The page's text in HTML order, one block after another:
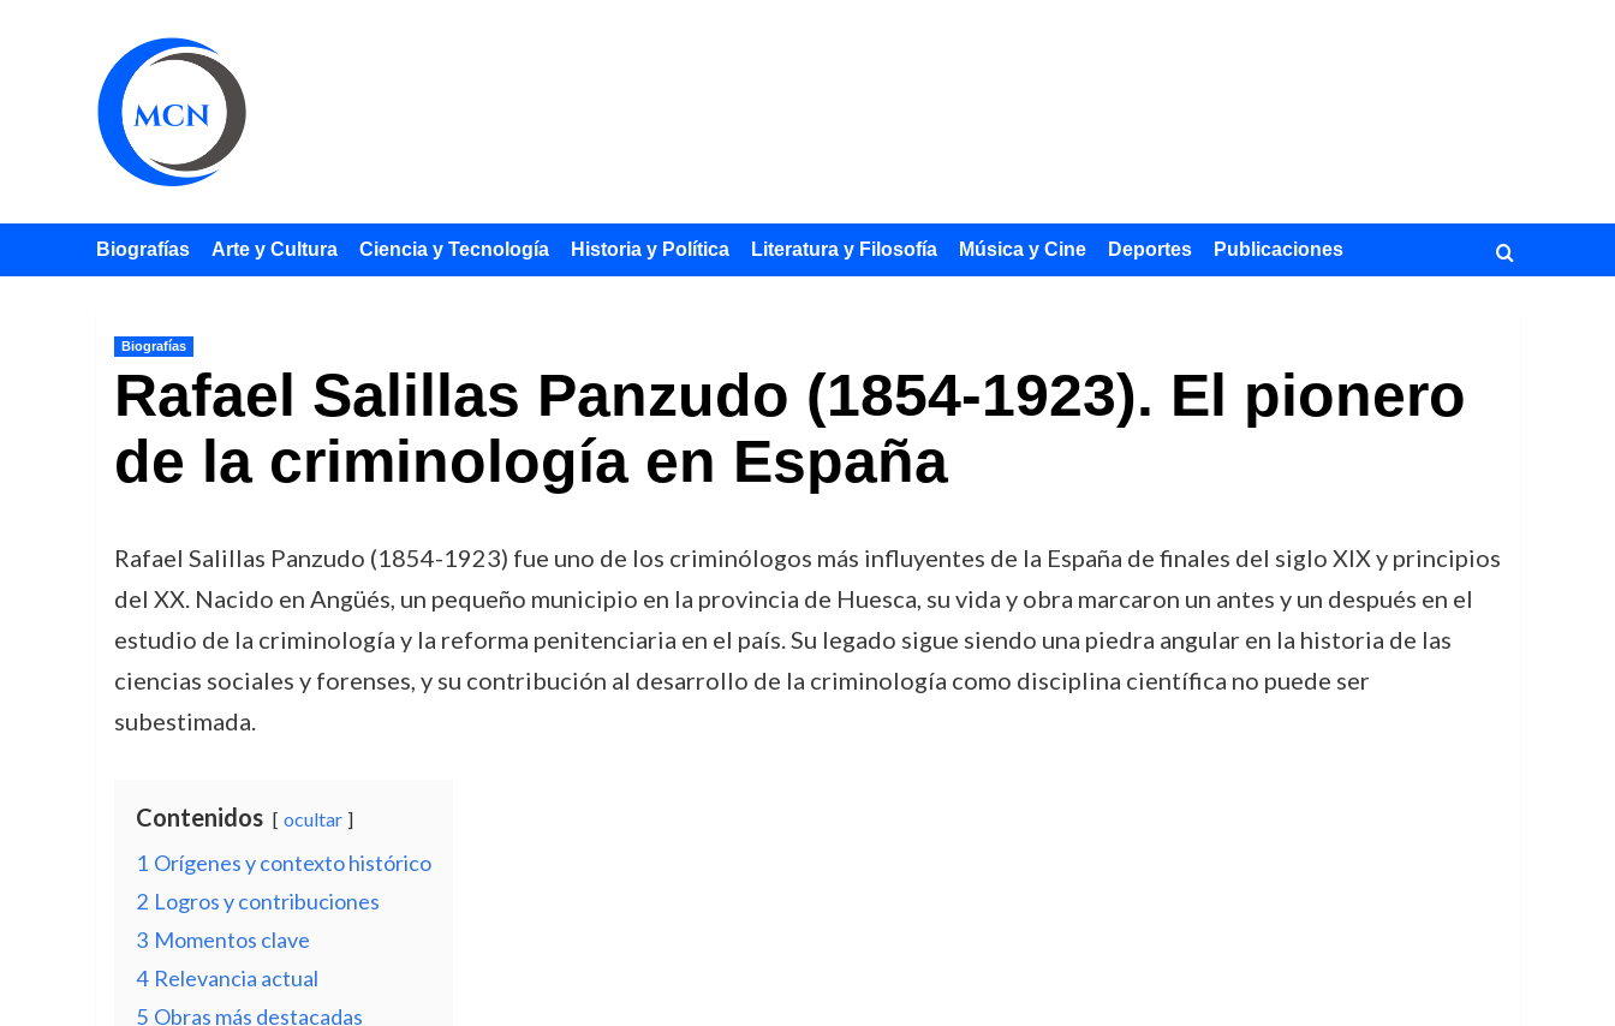
Biografías Arte y Cultura Ciencia y Tecnología Historia y Política Literatura y Filosofía Música y Cine Deportes Publicaciones
Biografías
Rafael Salillas Panzudo (1854-1923). El pionero
de la criminología en España
Rafael Salillas Panzudo (1854-1923) fue uno de los criminólogos más influyentes de la España de finales del siglo XIX y principios
del XX. Nacido en Angüés, un pequeño municipio en la provincia de Huesca, su vida y obra marcaron un antes y un después en el
estudio de la criminología y la reforma penitenciaria en el país. Su legado sigue siendo una piedra angular en la historia de las
ciencias sociales y forenses, y su contribución al desarrollo de la criminología como disciplina científica no puede ser
subestimada.
Contenidos ocultar
1 Orígenes y contexto histórico
2 Logros y contribuciones
3 Momentos clave
4 Relevancia actual
5 Obras más destacadas